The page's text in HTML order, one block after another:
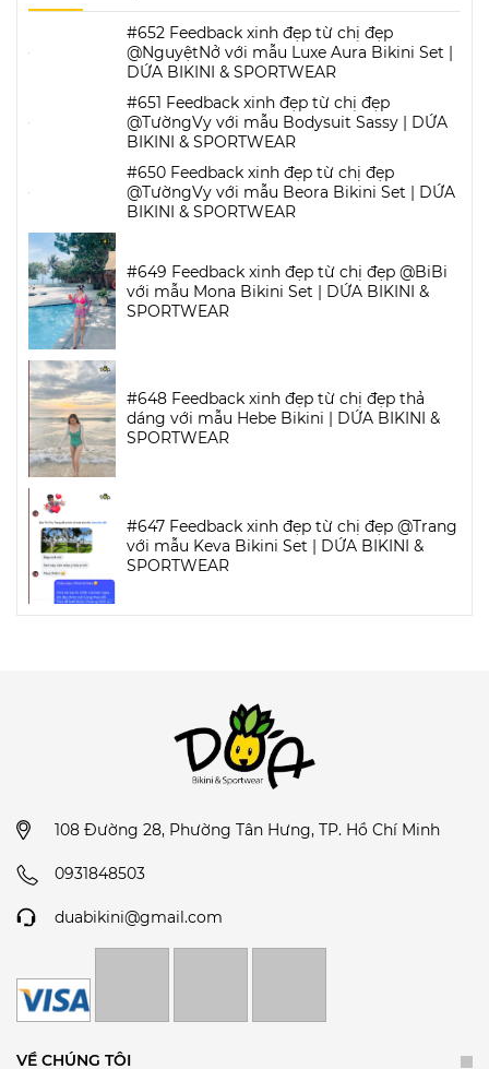
#652 Feedback xinh đẹp từ chị đẹp
@NguyệtNở với mẫu Luxe Aura Bikini Set |
DỨA BIKINI & SPORTWEAR
#651 Feedback xinh đẹp từ chị đẹp
@TườngVy với mẫu Bodysuit Sassy | DỨA
BIKINI & SPORTWEAR
#650 Feedback xinh đẹp từ chị đẹp
@TườngVy với mẫu Beora Bikini Set | DỨA
BIKINI & SPORTWEAR
#649 Feedback xinh đẹp từ chị đẹp @BiBi
với mẫu Mona Bikini Set | DỨA BIKINI &
SPORTWEAR
#648 Feedback xinh đẹp từ chị đẹp thả
dáng với mẫu Hebe Bikini | DỨA BIKINI &
SPORTWEAR
#647 Feedback xinh đẹp từ chị đẹp @Trang
với mẫu Keva Bikini Set | DỨA BIKINI &
SPORTWEAR
108 Đường 28, Phường Tân Hưng, TP. Hồ Chí Minh
0931848503
duabikini@gmail.com
VỀ CHÚNG TÔI